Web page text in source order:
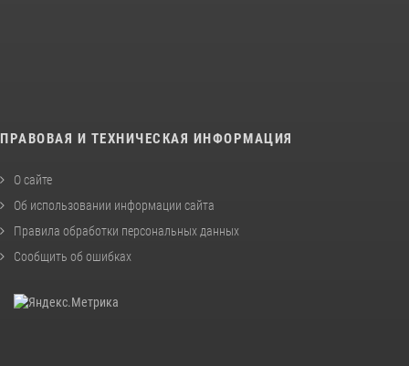
ПРАВОВАЯ И ТЕХНИЧЕСКАЯ ИНФОРМАЦИЯ
О сайте
Об использовании информации сайта
Правила обработки персональных данных
Сообщить об ошибках